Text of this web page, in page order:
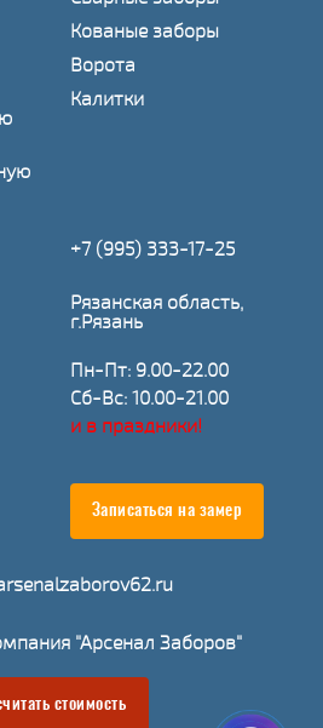
Кованые заборы
Ворота
Калитки
+7 (995) 333-17-25
Рязанская область,
г.Рязань
Пн-Пт: 9.00-22.00
Сб-Вс: 10.00-21.00
и в праздники!
Записаться на замер
"Арсенал Заборов"
стоимость